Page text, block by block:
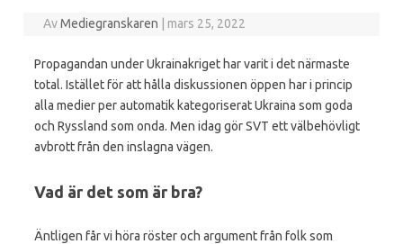
AvMediegranskaren mars 25, 2022
Propagandan under Ukrainakriget har varit i det närmaste
total. Istället för att hålla diskussionen öppen har i princip
alla medier per automatik kategoriserat Ukraina som goda
och Ryssland som onda. Men idag gör SVT ett välbehövligt
avbrott från den inslagna vägen.
Vad är det som är bra?
Äntligen får vi höra röster och argument från folk som